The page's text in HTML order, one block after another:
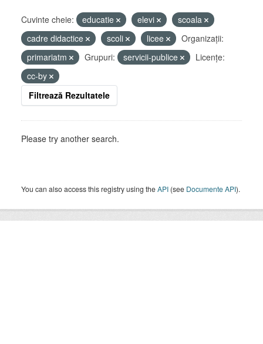
Cuvinte cheie: educatie elevi
scoala
cadre didactice
scoli licee
Organizații:
primariatm
Grupuri: servicii-publice
Licenţe:
cc-by
Filtrează Rezultatele
Please try another search.
You can also access this registry using theAPI (see Documente API).